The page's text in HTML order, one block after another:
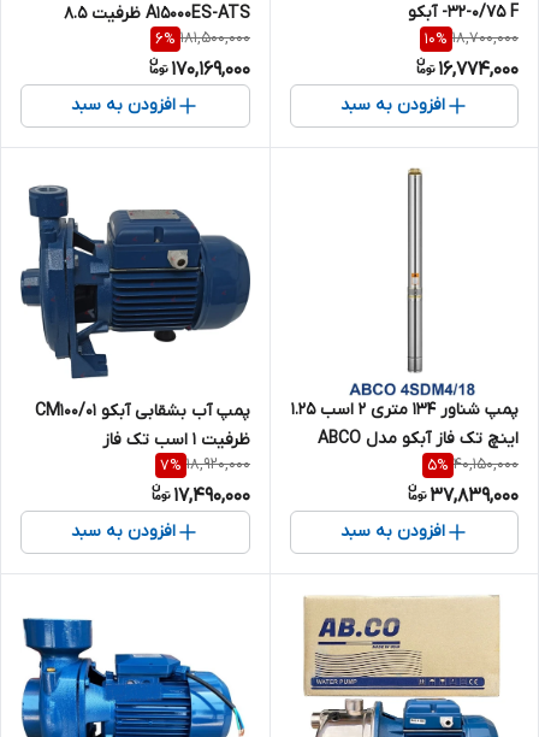
-32-0/75 F آبكو
18,700,000
10%
16,774,000
افزودن به سبد
A15000ES-ATS ظرفیت ۸.۵
کیلووات تک فاز
181,500,000
6%
170,169,000
افزودن به سبد
پمپ شناور 134 متری 2 اسب 1.25
اینچ تک فاز آبکو مدل ABCO
4SDM4/18
40,150,000
5%
37,839,000
افزودن به سبد
پمپ آب بشقابی آبکو CM100/01
ظرفیت ۱ اسب تک فاز
18,920,000
7%
17,490,000
افزودن به سبد